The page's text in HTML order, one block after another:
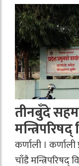
तीनबुँदे
कर्णाली ।
चाँडै मन्त्रिपरिषद्